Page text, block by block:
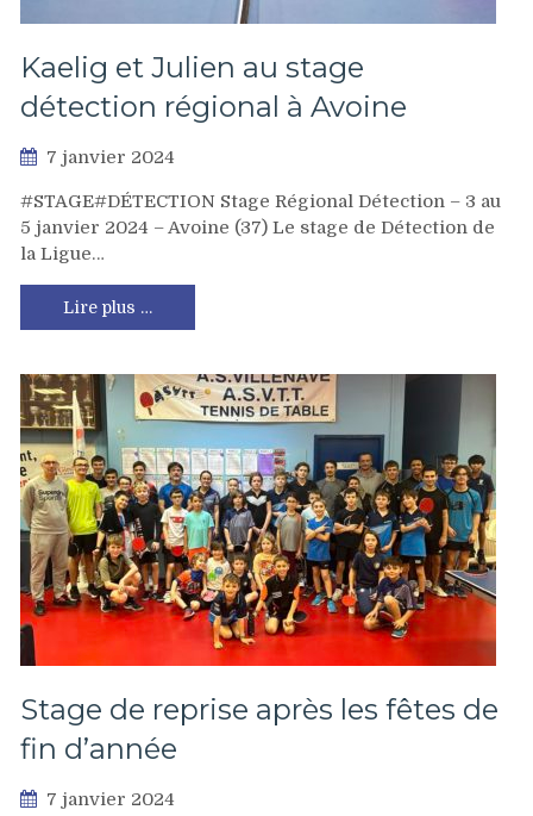
Kaelig et Julien au stage
détection régional à Avoine
7 janvier 2024
#STAGE#DÉTECTION Stage Régional Détection – 3 au
5 janvier 2024 – Avoine (37) Le stage de Détection de
la Ligue…
Lire plus …
Stage de reprise après les fêtes de
fin d’année
7 janvier 2024